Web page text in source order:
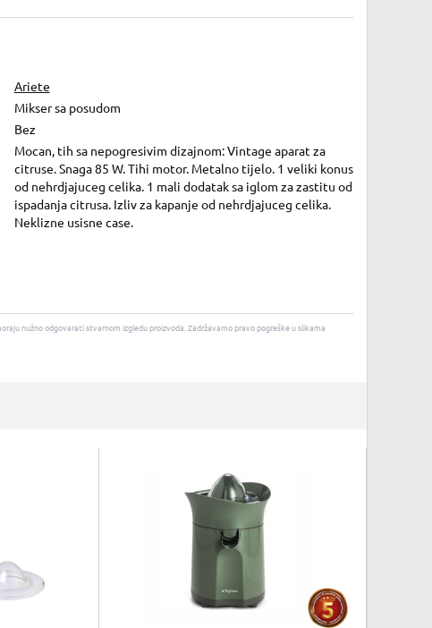
Ariete
Mikser sa posudom
Bez
Mocan, tih sa nepogresivim dizajnom: Vintage aparat za
citruse. Snaga 85 W. Tihi motor. Metalno tijelo. 1 veliki konus
od nehrdjajuceg celika. 1 mali dodatak sa iglom za zastitu od
ispadanja citrusa. Izliv za kapanje od nehrdjajuceg celika.
Neklizne usisne case.
nužno odgovarati stvarnom izgledu proizvoda. Zadržavamo pravo pogreške u slikama